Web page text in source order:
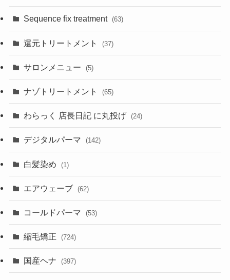
Sequence fix treatment (63)
還元トリートメント (37)
サロンメニュー (5)
ナゾトリートメント (65)
わらっく 店長日記 に丸投げ (24)
デジタルパーマ (142)
白髪染め (1)
エアウェーブ (62)
コールドパーマ (53)
縮毛矯正 (724)
国産ヘナ (397)